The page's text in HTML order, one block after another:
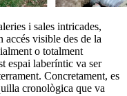
i sales intricades,
accés visible des de la
o totalment
espai laberíntic va ser
Concretament, es
cronològica que va